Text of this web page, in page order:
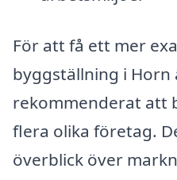
För att få ett mer
byggställning i Horn
rekommenderat att
flera olika företag.
överblick över